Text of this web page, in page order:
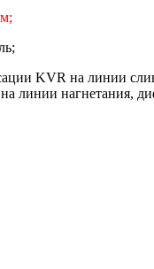
KVR на линии
линии нагнетания,